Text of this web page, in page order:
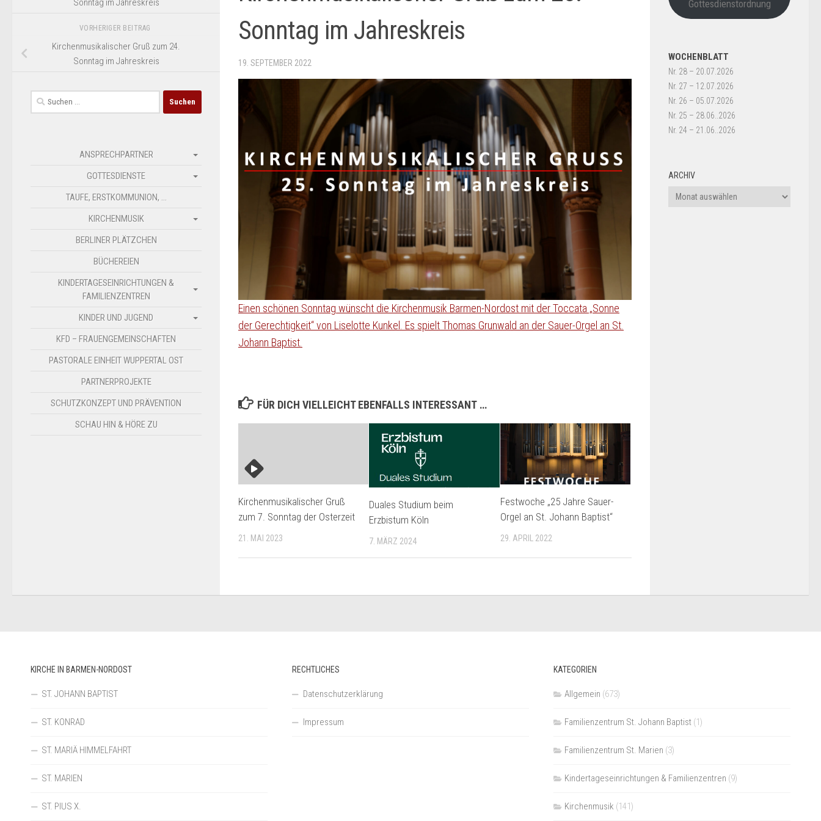
Sonntag im Jahreskreis
19. SEPTEMBER 2022
Einen schönen Sonntag wünscht die Kirchenmusik Barmen-Nordost mit der Toccata „Sonne
der Gerechtigkeit“ von Liselotte Kunkel. Es spielt Thomas Grunwald an der Sauer-Orgel an St.
Johann Baptist.
FÜR DICH VIELLEICHT EBENFALLS INTERESSANT …
Kirchenmusikalischer Gruß
zum 7. Sonntag der Osterzeit
21. MAI 2023
Duales Studium beim
Erzbistum Köln
7. MÄRZ 2024
Festwoche „25 Jahre Sauer-
Orgel an St. Johann Baptist“
29. APRIL 2022
Sonntag im Jahreskreis
VORHERIGER BEITRAG
Kirchenmusikalischer Gruß zum 24.
Sonntag im Jahreskreis
Suchen
nach:
ANSPRECHPARTNER
GOTTESDIENSTE
TAUFE, ERSTKOMMUNION, …
KIRCHENMUSIK
BERLINER PLÄTZCHEN
BÜCHEREIEN
KINDERTAGESEINRICHTUNGEN &
FAMILIENZENTREN
KINDER UND JUGEND
KFD – FRAUENGEMEINSCHAFTEN
PASTORALE EINHEIT WUPPERTAL OST
PARTNERPROJEKTE
SCHUTZKONZEPT UND PRÄVENTION
SCHAU HIN & HÖRE ZU
Gottesdienstordnung
WOCHENBLATT
Nr. 28 – 20.07.2026
Nr. 27 – 12.07.2026
Nr. 26 – 05.07.2026
Nr. 25 – 28.06..2026
Nr. 24 – 21.06..2026
ARCHIV
Archiv
KIRCHE IN BARMEN-NORDOST
ST. JOHANN BAPTIST
ST. KONRAD
ST. MARIÄ HIMMELFAHRT
ST. MARIEN
ST. PIUS X.
RECHTLICHES
Datenschutzerklärung
Impressum
KATEGORIEN
Allgemein (673)
Familienzentrum St. Johann Baptist(1)
Familienzentrum St. Marien (3)
Kindertageseinrichtungen & Familienzentren (9)
Kirchenmusik (141)